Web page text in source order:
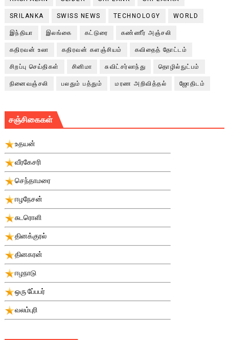
SRILANKA SWISS NEWS TECHNOLOGY WORLD
இந்தியா இலங்கை கட்டுரை கண்ணீர் அஞ்சலி
கதிரவன் உலா கதிரவன் களஞ்சியம் கவிதைத் தோட்டம்
சிறப்பு செய்திகள் சினிமா சுவிட்சர்லாந்து தொழில்நுட்பம்
நினைவஞ்சலி பலதும் பத்தும் மரண அறிவித்தல் ஜோதிடம்
சஞ்சிகைகள்
உதயன்
வீரகேசரி
செந்தாமரை
ஈழநேசன்
சுடரொளி
தினக்குரல்
தினகரன்
ஈழநாடு
ஒரு பே்பபர்
வலம்புரி